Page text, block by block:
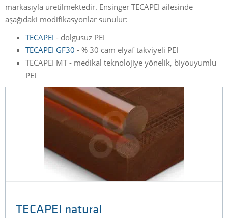
markasıyla üretilmektedir. Ensinger TECAPEI ailesinde
aşağıdaki modifikasyonlar sunulur:
TECAPEI - dolgusuz PEI
TECAPEI GF30 - % 30 cam elyaf takviyeli PEI
TECAPEI MT - medikal teknolojiye yönelik, biyouyumlu
PEI
TECAPEI natural